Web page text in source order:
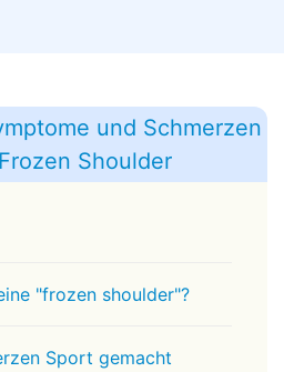
Shoulder
"frozen shoulder"?
Sport gemacht